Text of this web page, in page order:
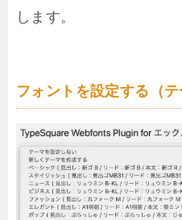
します。
フォントを設定する（テ